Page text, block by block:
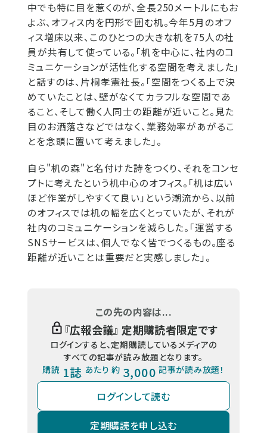
中でも特に目を惹くのが、全長250メートルにもお
よぶ、オフィス内を円形で囲む机。今年5月のオフ
ィス増床以来、このひとつの大きな机を75人の社
員が共有して使っている。「机を中心に、社内のコ
ミュニケーションが活性化する空間を考えました」
と話すのは、片桐孝憲社長。「空間をつくる上で決
めていたことは、壁がなくてカラフルな空間であ
ること、そして働く人同士の距離が近いこと。見た
目のお洒落さなどではなく、業務効率があがるこ
とを念頭に置いて考えました」。
自ら"机の森"と名付けた詩をつくり、それをコンセ
プトに考えたという机中心のオフィス。「机は広い
ほど作業がしやすくて良い」という潮流から、以前
のオフィスでは机の幅を広くとっていたが、それが
社内のコミュニケーションを減らした。「運営する
SNSサービスは、個人でなく皆でつくるもの。座る
距離が近いことは重要だと実感しました」。
この先の内容は...
『広報会議』 定期購読者限定です
ログインすると、定期購読しているメディアの
すべての記事が読み放題となります。
購読 1誌 あたり 約 3,000 記事が読み放題！
ログインして読む
定期購読を申し込む